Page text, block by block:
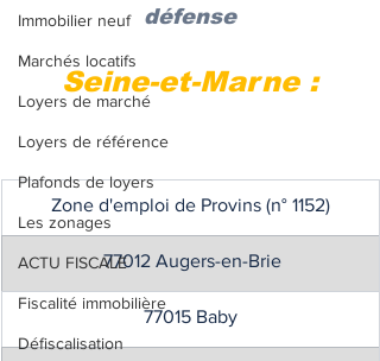
Immobilier neuf
Marchés locatifs
Loyers de marché
Loyers de référence
Plafonds de loyers
Les zonages
ACTU FISCALE
Fiscalité immobilière
Défiscalisation
défense
Seine-et-Marne :
Zone d'emploi de Provins (n° 1152)
77012 Augers-en-Brie
77015 Baby